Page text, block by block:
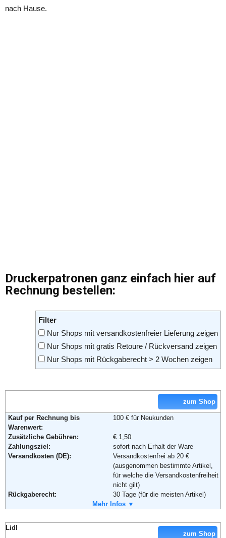
nach Hause.
Druckerpatronen ganz einfach hier auf
Rechnung bestellen:
Filter
Nur Shops mit versandkostenfreier Lieferung zeigen
Nur Shops mit gratis Retoure / Rückversand zeigen
Nur Shops mit Rückgaberecht > 2 Wochen zeigen
zum Shop
Kauf per Rechnung bis
Warenwert:
100 € für Neukunden
Zusätzliche Gebühren:
€ 1,50
Zahlungsziel:
sofort nach Erhalt der Ware
Versandkosten (DE):
Versandkostenfrei ab 20 €
(ausgenommen bestimmte Artikel,
für welche die Versandkostenfreiheit
nicht gilt)
Rückgaberecht:
30 Tage (für die meisten Artikel)
Ja, ab einem Warenwert von 40 €.
Lieferung in:
Mehr Infos ▼
zum Shop
Lidl